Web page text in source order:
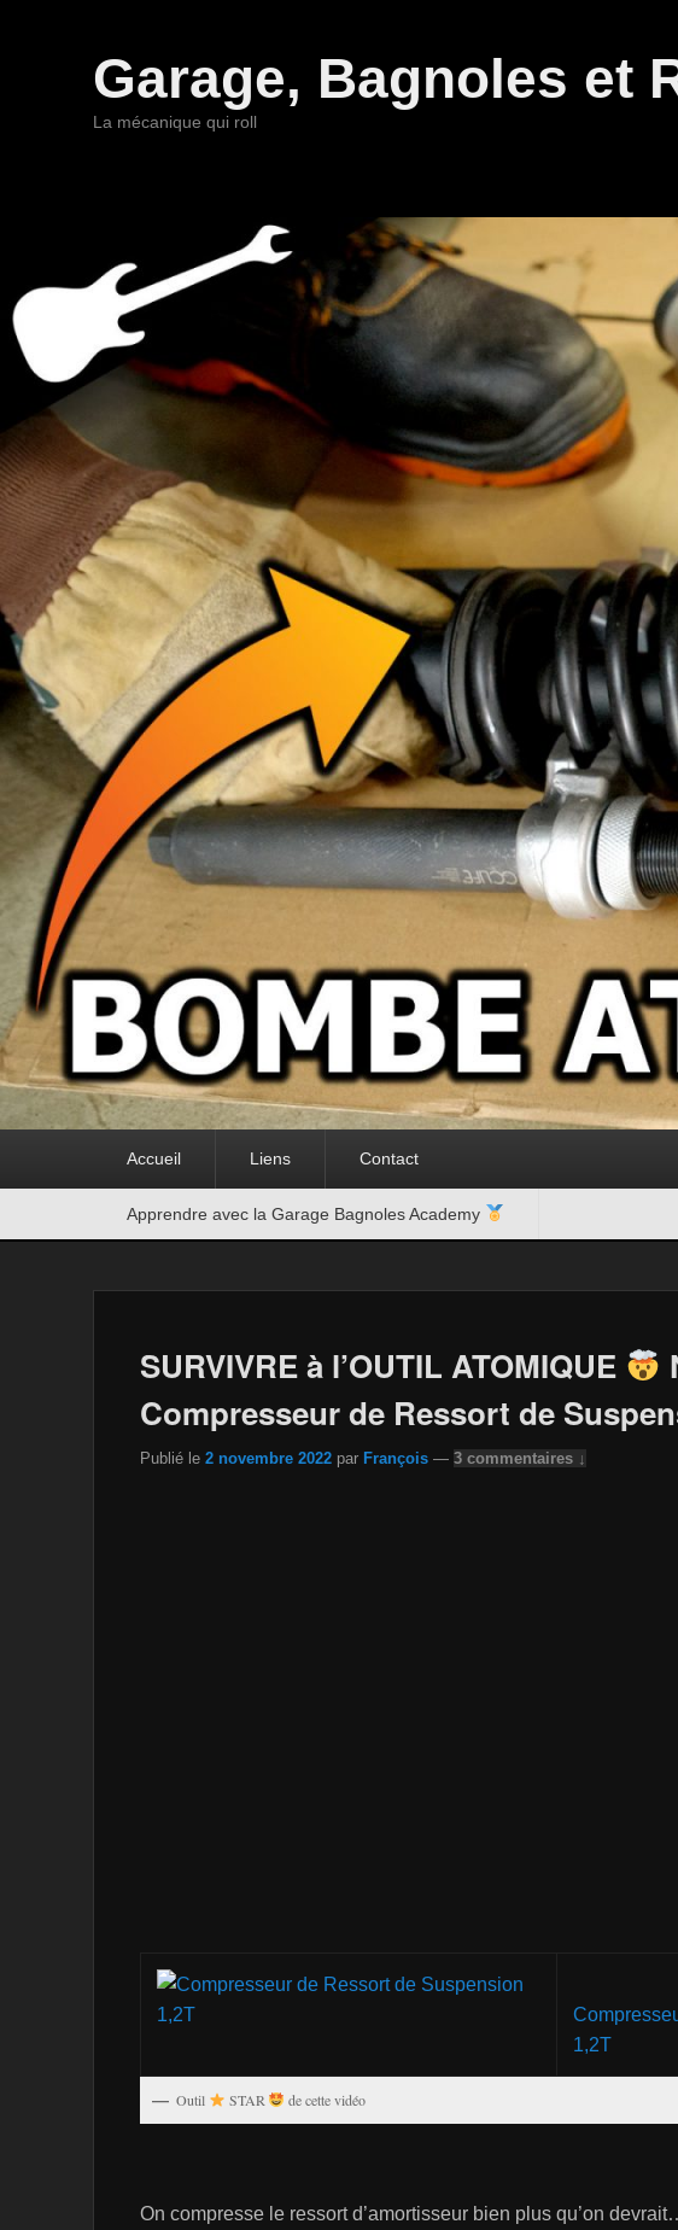
Garage, Bagnoles et
La mécanique qui roll
Accueil Liens Contact
Apprendre avec la Garage Bagnoles Academy
SURVIVRE à l’OUTIL ATOMIQUE
Compresseur de Ressort de
Publié le 2 novembre 2022 par François — 3 commentaires ↓
1,2T
Outil STAR de cette vidéo
On compresse le ressort d’amortisseur bien plus qu’on